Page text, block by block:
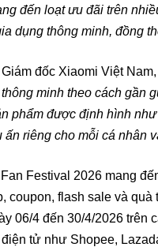
đến loạt ưu đãi trên
dụng thông minh, đồng
đốc Xiaomi Việt
minh theo cách gần
phẩm được định hình
riêng cho mỗi cá nhân
Festival 2026 mang
coupon, flash sale và
06/4 đến 30/4/2026
tử như Shopee,